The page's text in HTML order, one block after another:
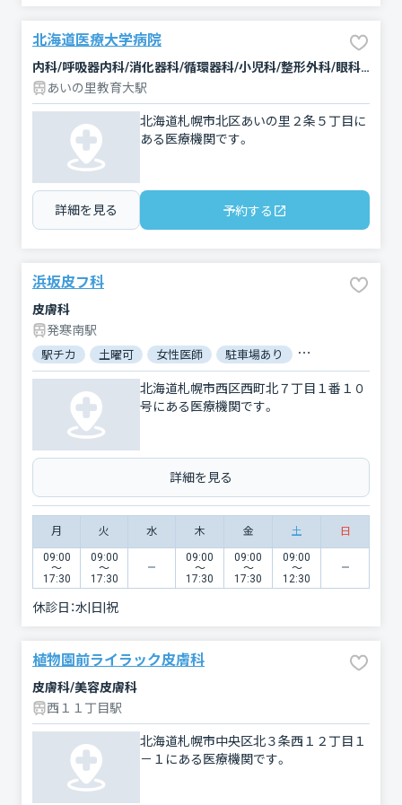
北海道医療大学病院
内科/呼吸器内科/消化器科/循環器科/小児科/整形外科/眼科/耳鼻咽喉科/皮膚科/リウマチ科/泌尿器科/リハビリテーション/歯科/小児歯科/矯正歯科/歯科口腔外科
あいの里教育大駅
北海道札幌市北区あいの里２条５丁目に
ある医療機関です。
詳細を見る 予約する
浜坂皮フ科
皮膚科
発寒南駅
駅チカ 土曜可 女性医師 駐車場あり バリアフリー
北海道札幌市西区西町北７丁目１番１０
号にある医療機関です。
詳細を見る
月 火 水 木 金 土 日
09:00
〜
17:30
09:00
〜
17:30
09:00
〜
17:30
09:00
〜
17:30
09:00
〜
12:30
休診日：水|日|祝
植物園前ライラック皮膚科
皮膚科/美容皮膚科
西１１丁目駅
北海道札幌市中央区北３条西１２丁目１
－１にある医療機関です。